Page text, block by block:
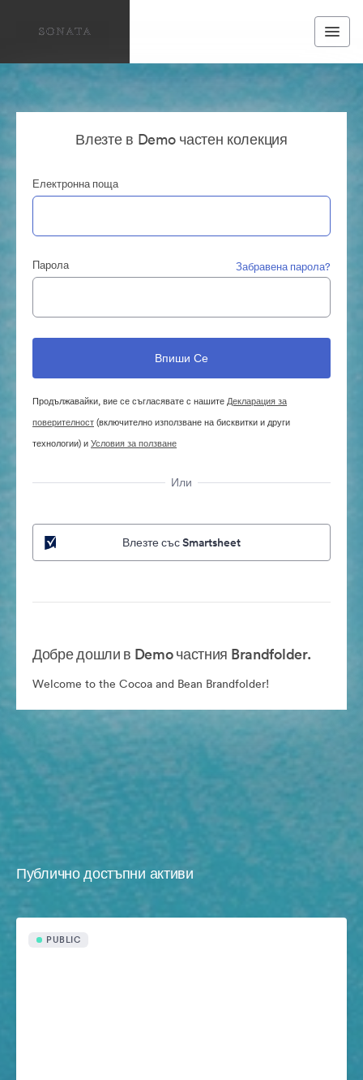
Влезте в Demo частен колекция
Електронна поща
Парола Забравена парола?
Продължавайки, вие се съгласявате с нашитеДекларация за
поверителност(включително използване на бисквитки и други
технологии) иУсловия за ползване
Или
Влезте със Smartsheet
Добре дошли в Demo частния Brandfolder.
Welcome to the Cocoa and Bean Brandfolder!
Публично достъпни активи
PUBLIC